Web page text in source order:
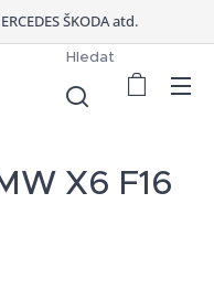
ŠKODA atd.
Hledat
X6 F16